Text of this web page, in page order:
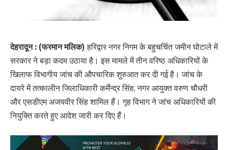
देहरादून : (फरमान मलिक) हरिद्वार नगर निगम के बहुचर्चित जमीन घोटाले में
सरकार ने बड़ा कदम उठाया है। इस मामले में तीन वरिष्ठ अधिकारियों के
खिलाफ विभागीय जांच की औपचारिक शुरुआत कर दी गई है। जांच के
दायरे में तत्कालीन जिलाधिकारी कर्मेन्द्र सिंह, नगर आयुक्त वरुण चौधरी
और एसडीएम अजयवीर सिंह शामिल हैं। गृह विभाग ने जांच अधिकारियों की
नियुक्ति करते हुए आदेश जारी कर दिए हैं।